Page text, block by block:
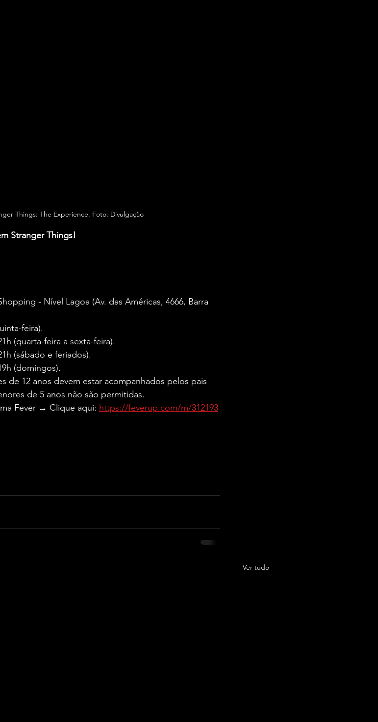
Things: The Experience. Foto: Divulgação
Stranger Things!
- Nível Lagoa (Av. das Américas, 4666, Barra
feira).
(quarta-feira a sexta-feira).
(sábado e feriados).
(domingos).
de 12 anos devem estar acompanhados pelos pais
de 5 anos não são permitidas.
Fever → Clique aqui: https://feverup.com/m/312193
Ver tudo